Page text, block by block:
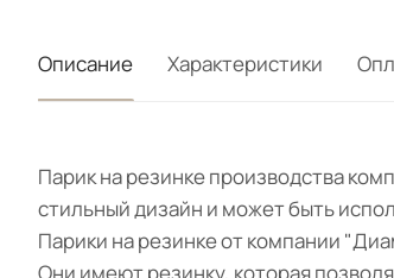
Описание Характеристики
Парик на резинке производства
стильный дизайн и может быть
Парики на резинке от компании